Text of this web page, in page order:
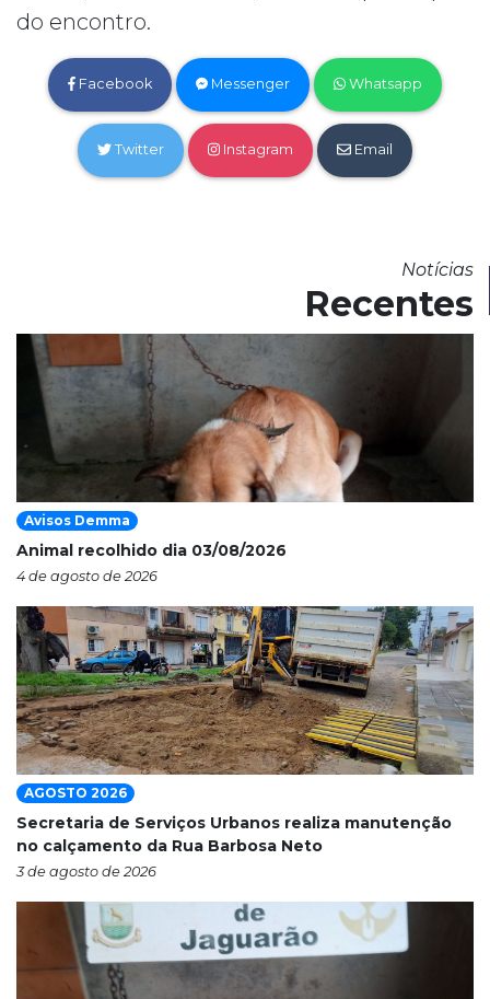
do encontro.
Facebook Messenger Whatsapp
Twitter Instagram Email
Notícias
Recentes
Avisos Demma
Animal recolhido dia 03/08/2026
4 de agosto de 2026
AGOSTO 2026
Secretaria de Serviços Urbanos realiza manutenção
no calçamento da Rua Barbosa Neto
3 de agosto de 2026